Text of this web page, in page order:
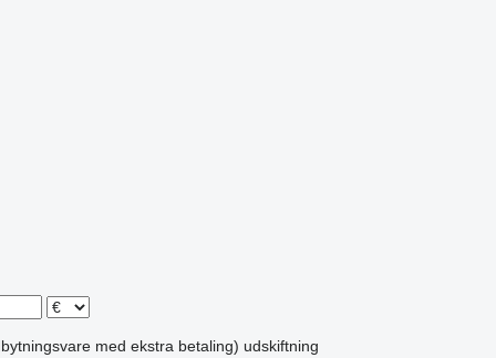
med ekstra betaling) udskiftning